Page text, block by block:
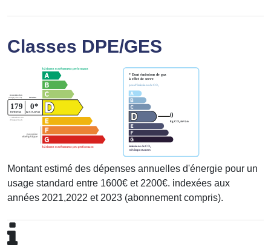
Classes DPE/GES
Montant estimé des dépenses annuelles d'énergie pour un
usage standard entre 1600€ et 2200€. indexées aux
années 2021,2022 et 2023 (abonnement compris).